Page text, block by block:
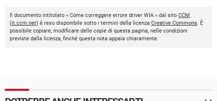
Il documento intitolato « Come correggere errore driver WIA » dal sito CCM
(it.ccm.net) è reso disponibile sotto i termini della licenza Creative Commons. È
possibile copiare, modificare delle copie di questa pagina, nelle condizioni
previste dalla licenza, finché questa nota appaia chiaramente.